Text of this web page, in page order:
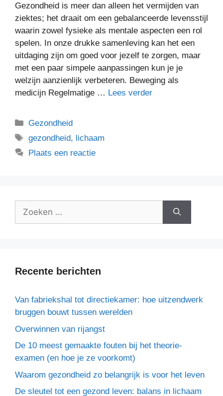
Gezondheid is meer dan alleen het vermijden van
ziektes; het draait om een gebalanceerde levensstijl
waarin zowel fysieke als mentale aspecten een rol
spelen. In onze drukke samenleving kan het een
uitdaging zijn om goed voor jezelf te zorgen, maar
met een paar simpele aanpassingen kun je je
welzijn aanzienlijk verbeteren. Beweging als
medicijn Regelmatige … Lees verder
Gezondheid
gezondheid, lichaam
Plaats een reactie
Recente berichten
Van fabriekshal tot directiekamer: hoe uitzendwerk
bruggen bouwt tussen werelden
Overwinnen van rijangst
De 10 meest gemaakte fouten bij het theorie-
examen (en hoe je ze voorkomt)
Waarom gezondheid zo belangrijk is voor het leven
De sleutel tot een gezond leven: balans in lichaam